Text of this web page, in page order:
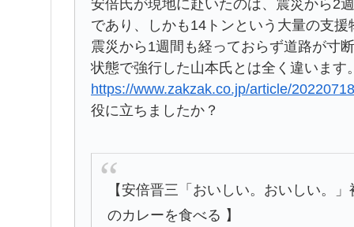
安倍氏が現地に赴いたのは、震災から2
であり、しかも14トンという大量の支
震災から1週間も経っておらず道路が寸
状態で強行した山本氏とは全く違います
https://www.zakzak.co.jp/article/
役に立ちましたか？
【安倍晋三「おいしい。おいしい。
のカレーを食べる 】